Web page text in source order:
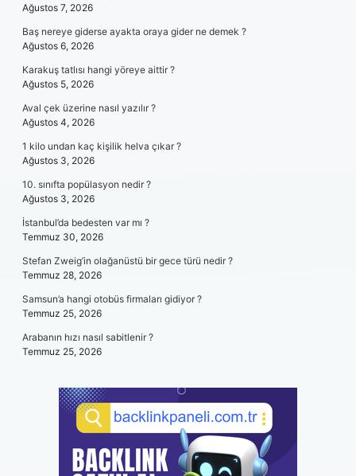
Ağustos 7, 2026
Baş nereye giderse ayakta oraya gider ne demek ?
Ağustos 6, 2026
Karakuş tatlısı hangi yöreye aittir ?
Ağustos 5, 2026
Aval çek üzerine nasıl yazılır ?
Ağustos 4, 2026
1 kilo undan kaç kişilik helva çıkar ?
Ağustos 3, 2026
10. sınıfta popülasyon nedir ?
Ağustos 3, 2026
İstanbul’da bedesten var mı ?
Temmuz 30, 2026
Stefan Zweig’in olağanüstü bir gece türü nedir ?
Temmuz 28, 2026
Samsun’a hangi otobüs firmaları gidiyor ?
Temmuz 25, 2026
Arabanın hızı nasıl sabitlenir ?
Temmuz 25, 2026